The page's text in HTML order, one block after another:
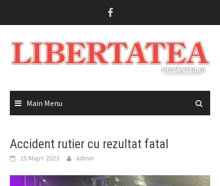
Main Menu
Accident rutier cu rezultat fatal
25 Март 2023 admin